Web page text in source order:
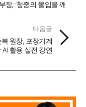
장, ‘청중의 몰입을 깨
다음글
원장, 포장기계
AI 활용 실전 강연